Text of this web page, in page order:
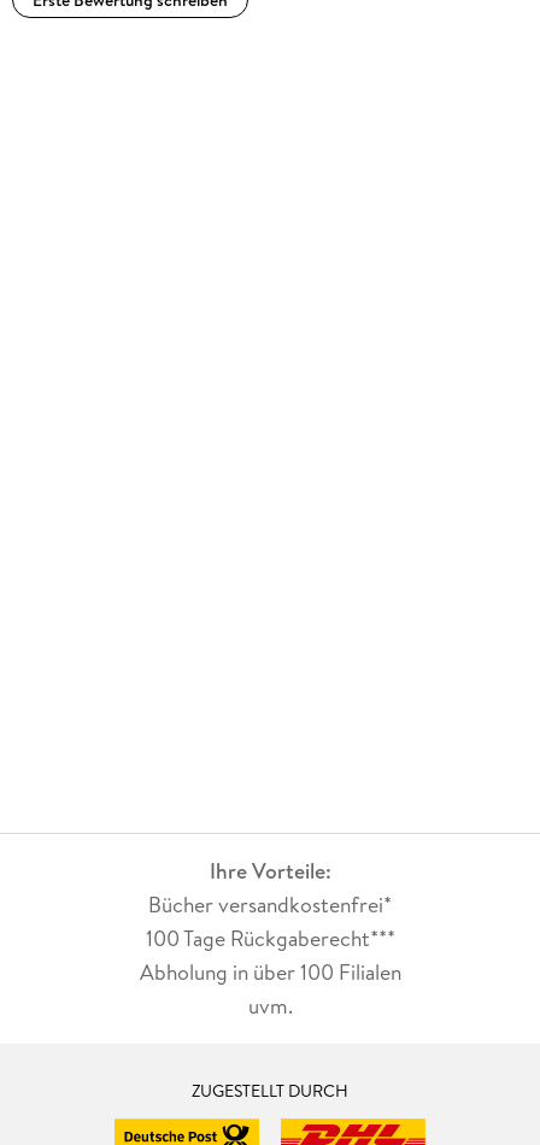
Ihre Vorteile:
Bücher versandkostenfrei*
100 Tage Rückgaberecht***
Abholung in über 100 Filialen
uvm.
ZUGESTELLT DURCH